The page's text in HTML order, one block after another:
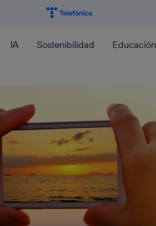
IA Sostenibilidad Educación